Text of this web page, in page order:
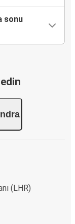
sonu
(LHR)